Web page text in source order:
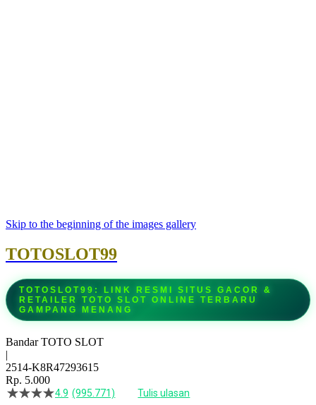
Skip to the beginning of the images gallery
TOTOSLOT99
TOTOSLOT99: LINK RESMI SITUS GACOR &
RETAILER TOTO SLOT ONLINE TERBARU
GAMPANG MENANG
Bandar TOTO SLOT
|
2514-K8R47293615
Rp. 5.000
4.5
4.9 (995.771) Tulis ulasan